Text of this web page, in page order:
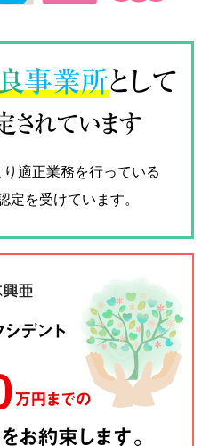
事業所として
されています
り適正業務を行っている
を受けています。